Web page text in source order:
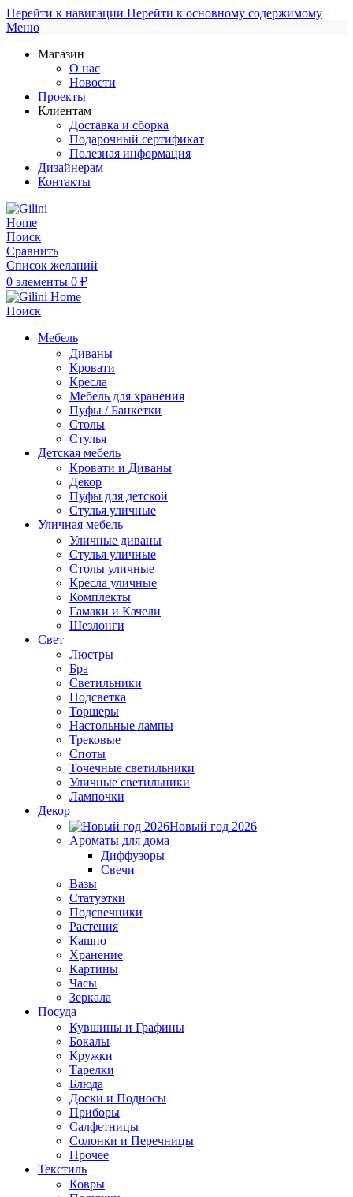
Перейти к навигации Перейти к основному содержимому
Меню
Магазин
О нас
Новости
Проекты
Клиентам
Доставка и сборка
Подарочный сертификат
Полезная информация
Дизайнерам
Контакты
Поиск
Сравнить
Список желаний
0 элементы 0 ₽
Поиск
Мебель
Диваны
Кровати
Кресла
Мебель для хранения
Пуфы / Банкетки
Столы
Стулья
Детская мебель
Кровати и Диваны
Декор
Пуфы для детской
Стулья уличные
Уличная мебель
Уличные диваны
Стулья уличные
Столы уличные
Кресла уличные
Комплекты
Гамаки и Качели
Шезлонги
Свет
Люстры
Бра
Светильники
Подсветка
Торшеры
Настольные лампы
Трековые
Споты
Точечные светильники
Уличные светильники
Лампочки
Декор
Новый год 2026
Ароматы для дома
Диффузоры
Свечи
Вазы
Статуэтки
Подсвечники
Растения
Кашпо
Хранение
Картины
Часы
Зеркала
Посуда
Кувшины и Графины
Бокалы
Кружки
Тарелки
Блюда
Доски и Подносы
Приборы
Салфетницы
Солонки и Перечницы
Прочее
Текстиль
Ковры